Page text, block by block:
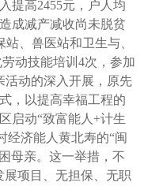
提高2455元，户人均
成减产减收尚未脱贫
、兽医站和卫生与、
动技能培训 4次，参加
活动的深入开展，原先
，以提高幸福工程的
启动“致富能人 +计生
经济能人黄北寿的“闽
母亲。这一举措，不
项目、无担保、无职